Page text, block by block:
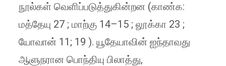
நூல்கள் வெளிப்படுத்துகின்றன (காண்க:
மத்தேயு 27 ; மாற்கு 14–15 ; லூக்கா 23 ;
யோவான் 11; 19 ). யூதேயாவின் ஐந்தாவது
ஆளுநரான பொந்தியு பிலாத்து,